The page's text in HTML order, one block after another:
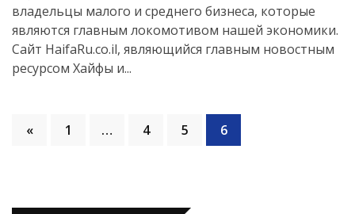
владельцы малого и среднего бизнеса, которые
являются главным локомотивом нашей экономики.
Сайт HaifaRu.co.il, являющийся главным новостным
ресурсом Хайфы и...
« 1 … 4 5 6